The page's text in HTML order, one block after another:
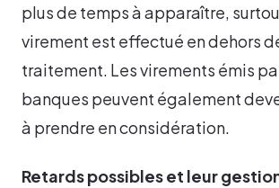
plus de temps à apparaître,
virement est effectué en dehors
traitement. Les virements émis
banques peuvent également
à prendre en considération.
Retards possibles et leur